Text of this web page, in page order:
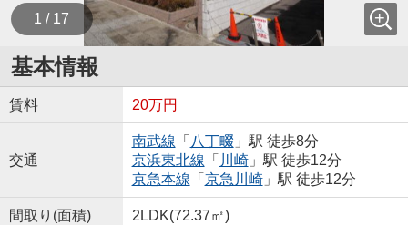
1 / 17
基本情報
賃料 20万円
交通
南武線 「 八丁畷」駅 徒歩8分
京浜東北線 「 川崎」駅 徒歩12分
京急本線 「 京急川崎」駅 徒歩12分
間取り(面積) 2LDK(72.37㎡)